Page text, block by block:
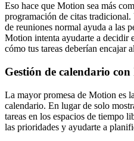
Eso hace que Motion sea más
programación de citas
de reuniones normal ayuda a las
Motion intenta ayudarte a decidir
cómo tus tareas deberían encajar
Gestión de calendario
La mayor promesa de Motion es
calendario. En lugar de solo
tareas en los espacios de tiempo
las prioridades y ayudarte a